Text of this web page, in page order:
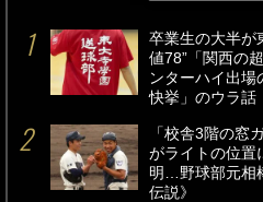
卒業生の大半が
値78”「関西の
ンターハイ出
快挙」のウラ話
「校舎3階の窓
がライトの位置
明…野球部元相
伝説》